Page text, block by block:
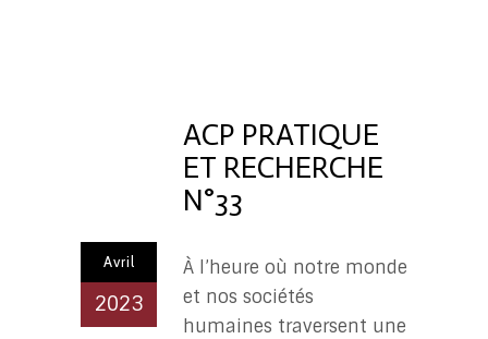
PR
ACP PRATIQUE
ET RECHERCHE
N°33
Avril
2023
À l’heure où notre monde
et nos sociétés
humaines traversent une